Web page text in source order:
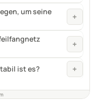
um seine
+
+
ist es? +